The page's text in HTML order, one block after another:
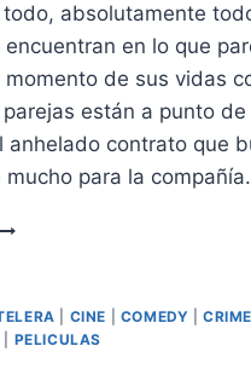
absolutamente
en lo que
momento de sus vidas
están a punto de
anhelado contrato que
mucho para la
THE
CINE COMEDY |CRIME
PELICULAS